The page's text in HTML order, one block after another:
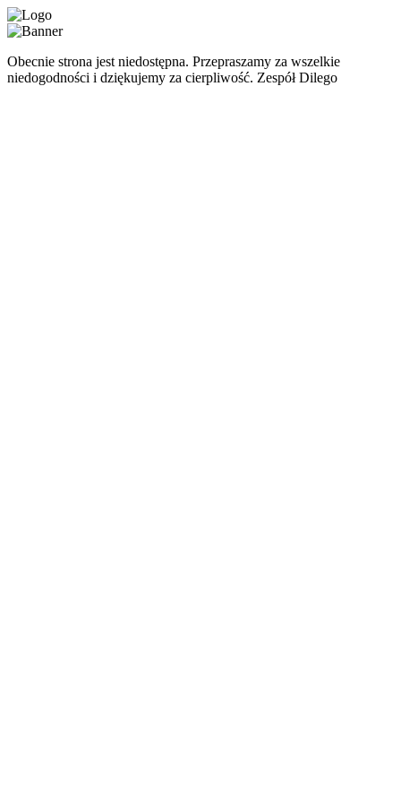
Obecnie strona jest niedostępna. Przepraszamy za wszelkie
niedogodności i dziękujemy za cierpliwość. Zespół Dilego